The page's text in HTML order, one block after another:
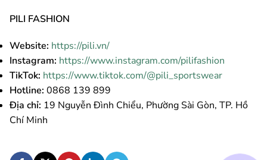
PILI FASHION
Website: https://pili.vn/
Instagram: https://www.instagram.com/pilifashion
TikTok: https://www.tiktok.com/@pili_sportswear
Hotline: 0868 139 899
Địa chỉ: 19 Nguyễn Đình Chiểu, Phường Sài Gòn, TP. Hồ
Chí Minh